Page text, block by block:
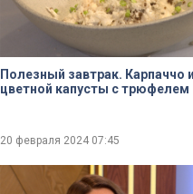
Полезный завтрак. Карпаччо
цветной капусты с трюфелем
20 февраля 2024 07:45